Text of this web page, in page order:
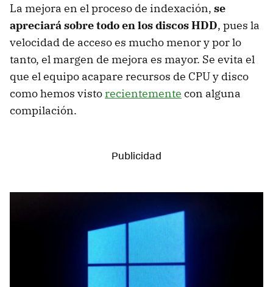
La mejora en el proceso de indexación, se
apreciará sobre todo en los discos HDD, pues la
velocidad de acceso es mucho menor y por lo
tanto, el margen de mejora es mayor. Se evita el
que el equipo acapare recursos de CPU y disco
como hemos visto recientemente con alguna
compilación.